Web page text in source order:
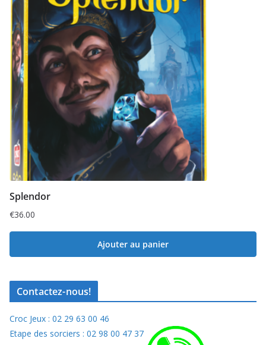
Splendor
€36.00
Ajouter au panier
Contactez-nous!
Croc Jeux : 02 29 63 00 46
Etape des sorciers : 02 98 00 47 37